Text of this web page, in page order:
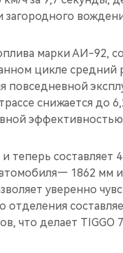
марки АИ-92,
цикле средний
повседневной
снижается до
эффективностью.
теперь
1862 мм
уверенно
отделения
что делает